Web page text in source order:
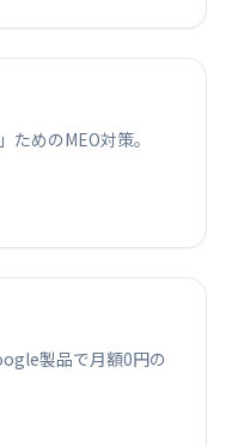
めのMEO対策。
製品で月額0円の